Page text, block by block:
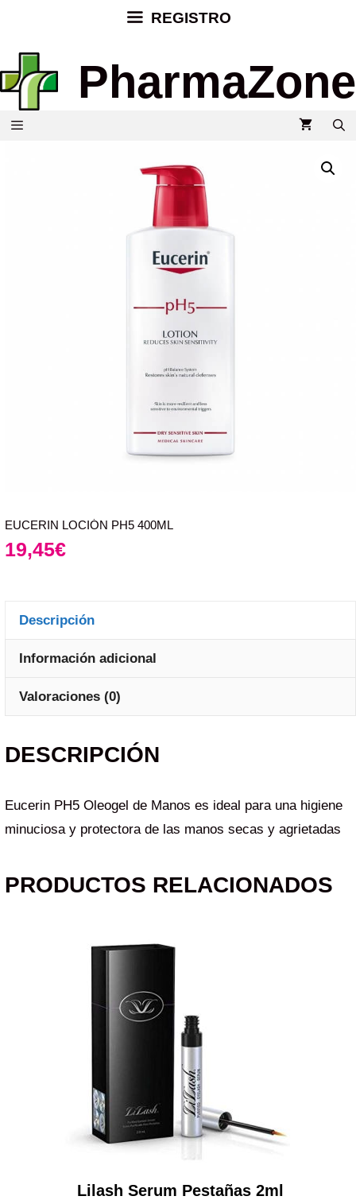
REGISTRO
PharmaZone
EUCERIN LOCIÓN PH5 400ML
19,45€
Descripción
Información adicional
Valoraciones (0)
DESCRIPCIÓN
Eucerin PH5 Oleogel de Manos es ideal para una higiene
minuciosa y protectora de las manos secas y agrietadas
PRODUCTOS RELACIONADOS
Lilash Serum Pestañas 2ml